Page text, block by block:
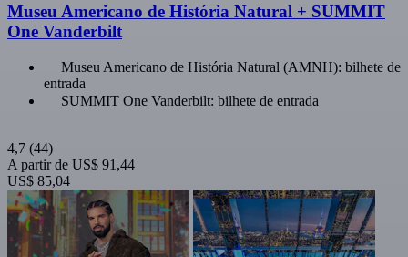
Museu Americano de História Natural + SUMMIT
One Vanderbilt
Museu Americano de História Natural (AMNH): bilhete de
entrada
SUMMIT One Vanderbilt: bilhete de entrada
4,7 (44)
A partir de US$ 91,44
US$ 85,04